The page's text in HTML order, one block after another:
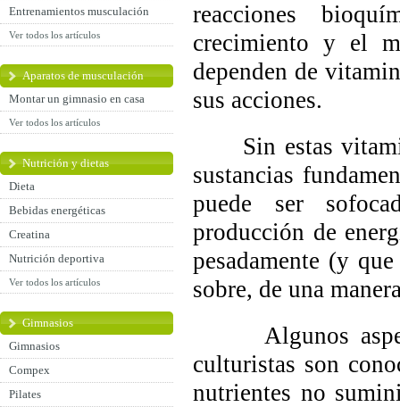
Entrenamientos musculación
Ver todos los artículos
Aparatos de musculación
Montar un gimnasio en casa
Ver todos los artículos
Nutrición y dietas
Dieta
Bebidas energéticas
Creatina
Nutrición deportiva
Ver todos los artículos
Gimnasios
Gimnasios
Compex
Pilates
reacciones
crecimiento y el
dependen de
sus acciones.
Sin estas
sustancias
puede ser
producción de
pesadamente (y
sobre, de una
Algunos
culturistas son
nutrientes no